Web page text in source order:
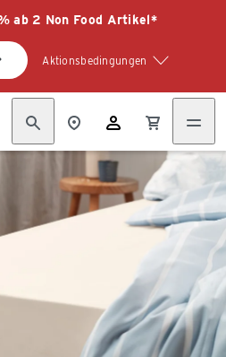
ab 2 Non Food Artikel*
Aktionsbedingungen